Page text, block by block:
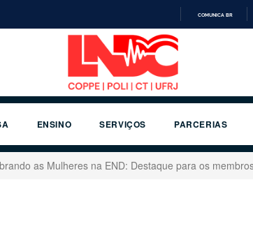
IR
PARA
O
CONTEÚDO
COMUNICA BR
ENSINO SERVIÇOS PARCERIAS
as Mulheres na END: Destaque para os